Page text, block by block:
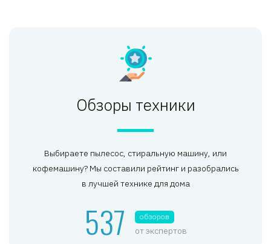
Обзоры техники
Выбираете пылесос, стиральную машину, или
кофемашину? Мы составили рейтинг и разобрались
в лучшей технике для дома
537 обзоров
от экспертов